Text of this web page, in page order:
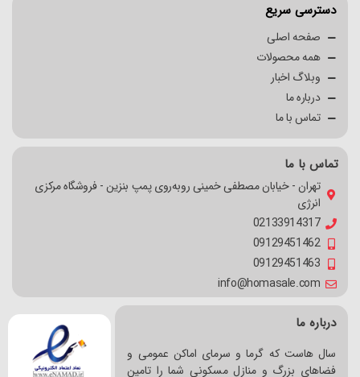
دسترسی سریع
صفحه اصلی
همه محصولات
وبلاگ اخبار
درباره ما
تماس با ما
تماس با ما
تهران - خیابان مصطفی خمینی روبه‌روی پمپ بنزین - فروشگاه مرکزی
انرژی
02133914317
09129451462
09129451463
info@homasale.com
درباره ما
سال هاست که گرما و سرمای اماکن عمومی و
فضاهای بزرگ و منازل مسکونی شما را تامین